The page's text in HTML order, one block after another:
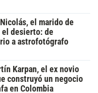
el marido de
el desierto: de
a astrofotógrafo
Karpan, el ex novio
construyó un negocio
en Colombia